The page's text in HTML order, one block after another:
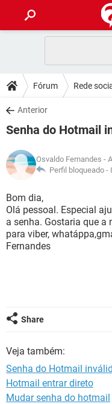
CELULAR
OUTLOOK
INSTAGRAM
GUIA DE COMPRAS
DICAS
JOGOS
INSTAGRAM
DOWNLOADS
JOGOS
CELULAR
OUTLOOK
INSTAGRAM
GUIA DE COMPRAS
JOGOS
OUTLOOK
INSTAGRAM
GUIA DE COMPRAS
GLOSSÁRIO
JOGOS
CELULAR
OUTLOOK
Fórum Rede
Anterior
Senha do Hotmail
Osvaldo Fernandes -
Perfil bloqueado -
Bom dia,
Olá pessoal. Especial
a senha. Gostaria que a
para viber,
Fernandes
Share
Veja também:
Senha do Hotmail
Hotmail entrar direto
Mudar senha do hotmail